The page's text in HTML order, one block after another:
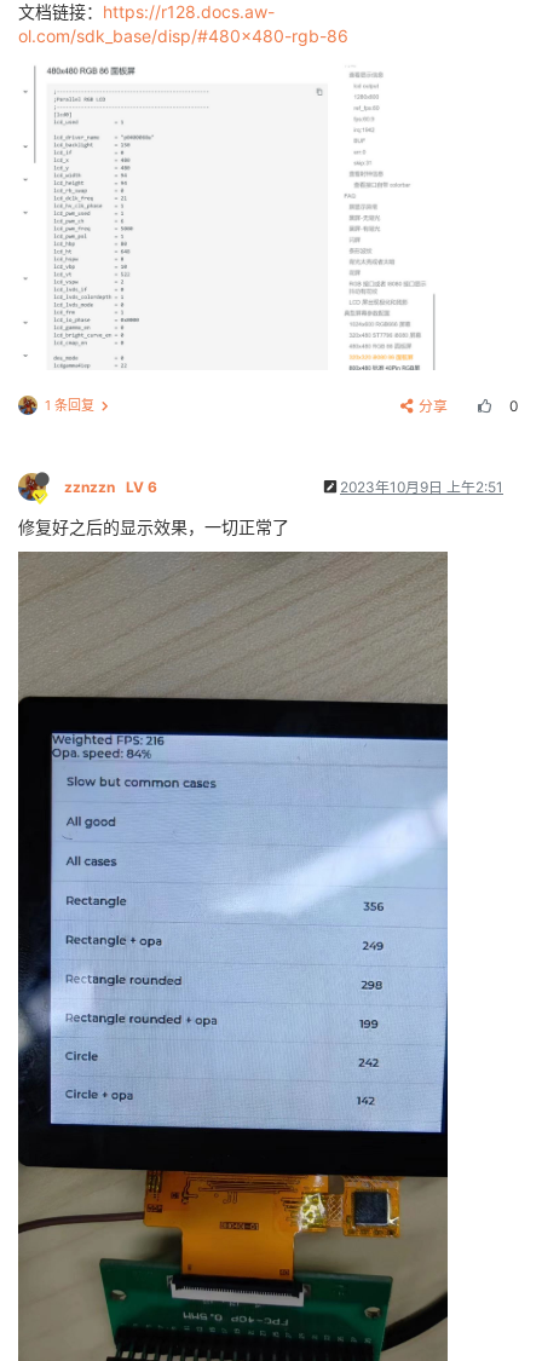
文档链接： https://r128.docs.aw-
ol.com/sdk_base/disp/#480x480-rgb-86
1 条回复 分享 0
zznzzn LV 6 2023年10月9日 上午2:51
修复好之后的显示效果，一切正常了